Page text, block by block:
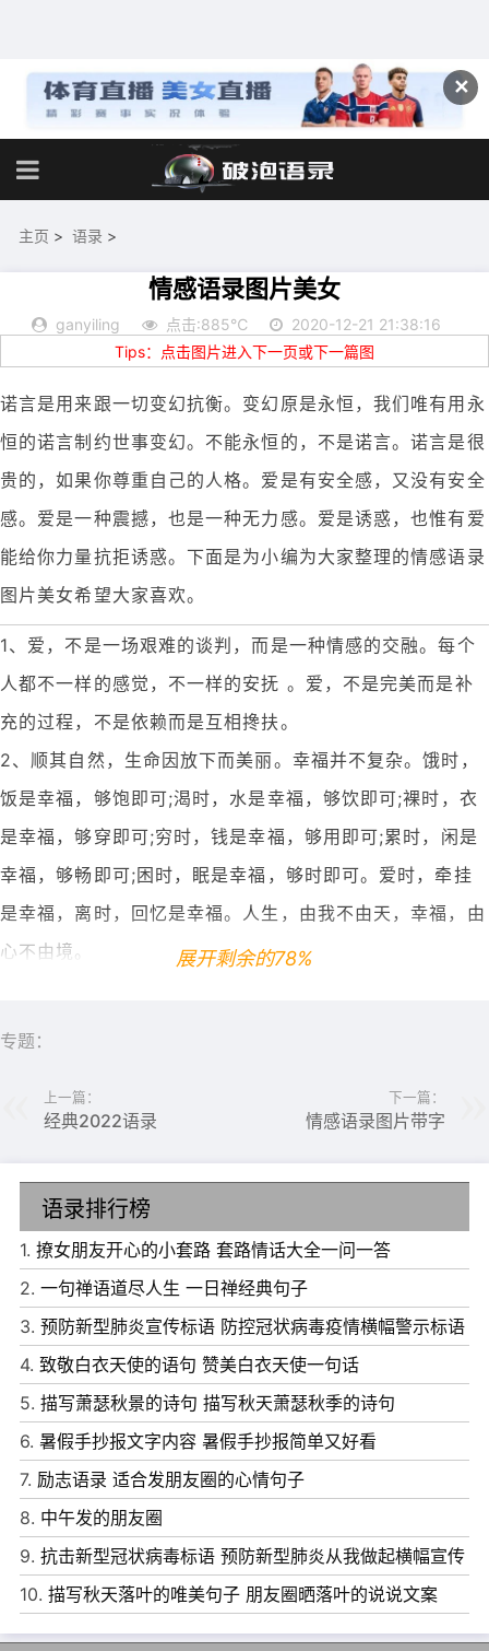
✕
主页 > 语录 >
情感语录图片美女
ganyiling 点击:885℃
2020-12-21 21:38:16
Tips：点击图片进入下一页或下一篇图
诺言是用来跟一切变幻抗衡。变幻原是永恒，我们唯有用永
恒的诺言制约世事变幻。不能永恒的，不是诺言。诺言是很
贵的，如果你尊重自己的人格。爱是有安全感，又没有安全
感。爱是一种震撼，也是一种无力感。爱是诱惑，也惟有爱
能给你力量抗拒诱惑。下面是为小编为大家整理的情感语录
图片美女希望大家喜欢。
1、爱，不是一场艰难的谈判，而是一种情感的交融。每个
人都不一样的感觉，不一样的安抚 。爱，不是完美而是补
充的过程，不是依赖而是互相搀扶。
2、顺其自然，生命因放下而美丽。幸福并不复杂。饿时，
饭是幸福，够饱即可;渴时，水是幸福，够饮即可;裸时，衣
是幸福，够穿即可;穷时，钱是幸福，够用即可;累时，闲是
幸福，够畅即可;困时，眠是幸福，够时即可。爱时，牵挂
是幸福，离时，回忆是幸福。人生，由我不由天，幸福，由
心不由境。
记!人和人相遇，靠的是一点缘分。人和人相处，靠的是一
难的是相知，最苦的是等待，最美的是幸福。缘是天意，份
4、有些东西会变，有些东西却一直不变，比如我们骨子里
的自己，那是再怎么磨，也磨不掉的。就像一条河流，也许
时间长了，上面会有些许的漂浮物，但拨开狼藉，里面还是
原来那股潺潺的清水。路有时不在脚下，而在我们的心里，
想好了再走，方可少些愧悔。
5、过度追求快乐时，那已不是一种快乐，而是一种不断膨
胀的yuwang。当这种yuwang冲昏头脑并占据思想之时，
最终会被这种yuwang埋葬。有些人不是你想遗忘就能遗
忘，她不是电脑里的一幅画，随时可以删除。有些人永远都
不会懂得有些事的无奈，有些话的重要有些爱的沉重。
展开剩余的78%
专题：
上一篇：
经典2022语录
下一篇：
情感语录图片带字
语录排行榜
1. 撩女朋友开心的小套路 套路情话大全一问一答
2. 一句禅语道尽人生 一日禅经典句子
3. 预防新型肺炎宣传标语 防控冠状病毒疫情横幅警示标语
4. 致敬白衣天使的语句 赞美白衣天使一句话
5. 描写萧瑟秋景的诗句 描写秋天萧瑟秋季的诗句
6. 暑假手抄报文字内容 暑假手抄报简单又好看
7. 励志语录 适合发朋友圈的心情句子
8. 中午发的朋友圈
9. 抗击新型冠状病毒标语 预防新型肺炎从我做起横幅宣传
语
10. 描写秋天落叶的唯美句子 朋友圈晒落叶的说说文案